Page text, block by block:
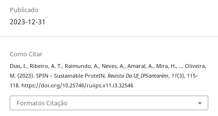
Publicado
2023-12-31
Como Citar
Dias, I., Ribeiro, A. T., Raimundo, A., Neves, A., Amaral, A., Mira, H., … Oliveira,
M. (2023). SPIN – Sustainable ProteIN. Revista Da UI_IPSantarém, 11(3), 115–
118. https://doi.org/10.25746/ruiips.v11.i3.32546
Formatos Citação